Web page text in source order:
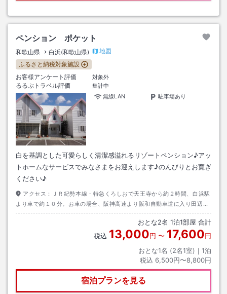
ペンション ポケット
和歌山県 白浜(和歌山県)
地図
ふるさと納税対象施設
お客様アンケート評価
対象外
るるぶトラベル評価
集計中
無線LAN
駐車場あり
白を基調とした可愛らしく清潔感溢れるリゾートペンション♪アッ
トホームなサービスでみなさまをお迎えします♪のんびりとお寛ぎ
ください♪
アクセス：
ＪＲ紀勢本線・特急くろしおで天王寺から約２時間、白浜駅
より車で約１０分。お車の場合、阪神高速より阪和自動車道に入り田辺Ｉ
Ｃより国道４２号線を白浜方面へ約２０分。飛行機の場合、白浜空港より
おとな2名 1泊1部屋 合計
税込 13,000円 〜 17,600円
おとな1名 (2名1室)｜ 1泊
税込 6,500円〜8,800円
宿泊プランを見る